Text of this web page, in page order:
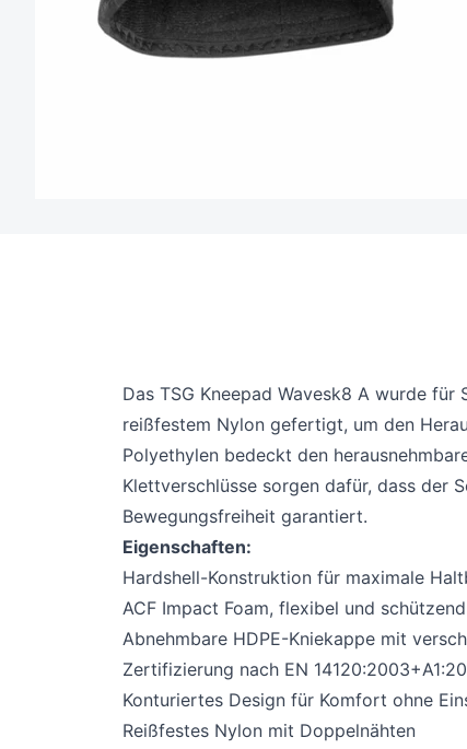
Das TSG Kneepad Wavesk8 A wurde
reißfestem Nylon gefertigt, um den
Polyethylen bedeckt den
Klettverschlüsse sorgen dafür, dass der
Bewegungsfreiheit garantiert.
Eigenschaften:
Hardshell-Konstruktion für maximale
ACF Impact Foam, flexibel und schützend
Abnehmbare HDPE-Kniekappe mit
Zertifizierung nach EN
Konturiertes Design für Komfort ohne
Reißfestes Nylon mit Doppelnähten